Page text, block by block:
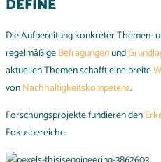
DEFINE
Die Aufbereitung konkreter Themen-
regelmäßigeBefragungenund
aktuellen Themen schafft eine breite
vonNachhaltigkeitskompetenz.
Forschungsprojekte fundieren den
Fokusbereiche.